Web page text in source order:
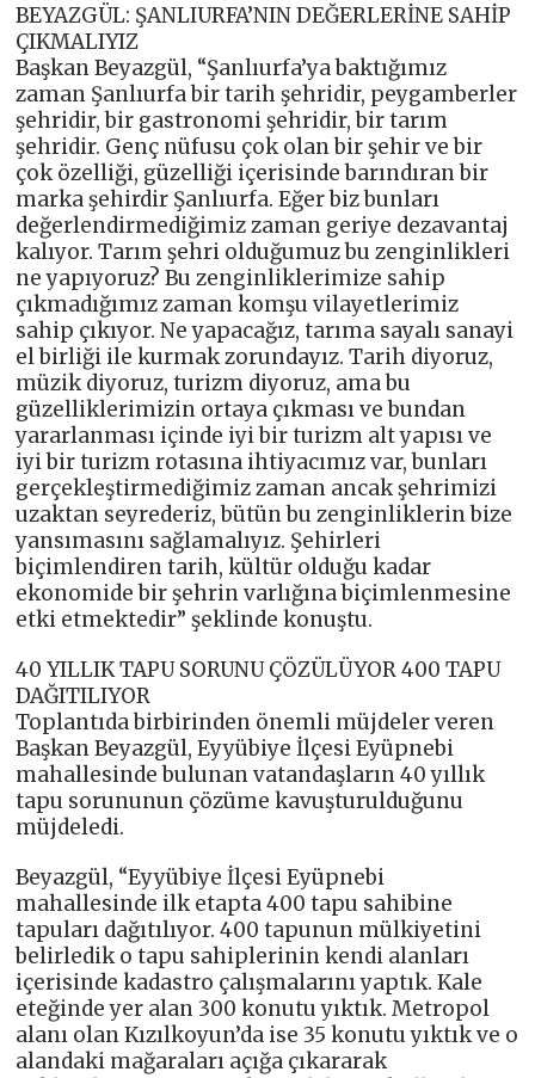
BEYAZGÜL: ŞANLIURFA’NIN DEĞERLERİNE SAHİP
ÇIKMALIYIZ
Başkan Beyazgül, “Şanlıurfa’ya baktığımız
zaman Şanlıurfa bir tarih şehridir, peygamberler
şehridir, bir gastronomi şehridir, bir tarım
şehridir. Genç nüfusu çok olan bir şehir ve bir
çok özelliği, güzelliği içerisinde barındıran bir
marka şehirdir Şanlıurfa. Eğer biz bunları
değerlendirmediğimiz zaman geriye dezavantaj
kalıyor. Tarım şehri olduğumuz bu zenginlikleri
ne yapıyoruz? Bu zenginliklerimize sahip
çıkmadığımız zaman komşu vilayetlerimiz
sahip çıkıyor. Ne yapacağız, tarıma sayalı sanayi
el birliği ile kurmak zorundayız. Tarih diyoruz,
müzik diyoruz, turizm diyoruz, ama bu
güzelliklerimizin ortaya çıkması ve bundan
yararlanması içinde iyi bir turizm alt yapısı ve
iyi bir turizm rotasına ihtiyacımız var, bunları
gerçekleştirmediğimiz zaman ancak şehrimizi
uzaktan seyrederiz, bütün bu zenginliklerin bize
yansımasını sağlamalıyız. Şehirleri
biçimlendiren tarih, kültür olduğu kadar
ekonomide bir şehrin varlığına biçimlenmesine
etki etmektedir” şeklinde konuştu.
40 YILLIK TAPU SORUNU ÇÖZÜLÜYOR 400 TAPU
DAĞITILIYOR
Toplantıda birbirinden önemli müjdeler veren
Başkan Beyazgül, Eyyübiye İlçesi Eyüpnebi
mahallesinde bulunan vatandaşların 40 yıllık
tapu sorununun çözüme kavuşturulduğunu
müjdeledi.
Beyazgül, “Eyyübiye İlçesi Eyüpnebi
mahallesinde ilk etapta 400 tapu sahibine
tapuları dağıtılıyor. 400 tapunun mülkiyetini
belirledik o tapu sahiplerinin kendi alanları
içerisinde kadastro çalışmalarını yaptık. Kale
eteğinde yer alan 300 konutu yıktık. Metropol
alanı olan Kızılkoyun’da ise 35 konutu yıktık ve o
alandaki mağaraları açığa çıkararak